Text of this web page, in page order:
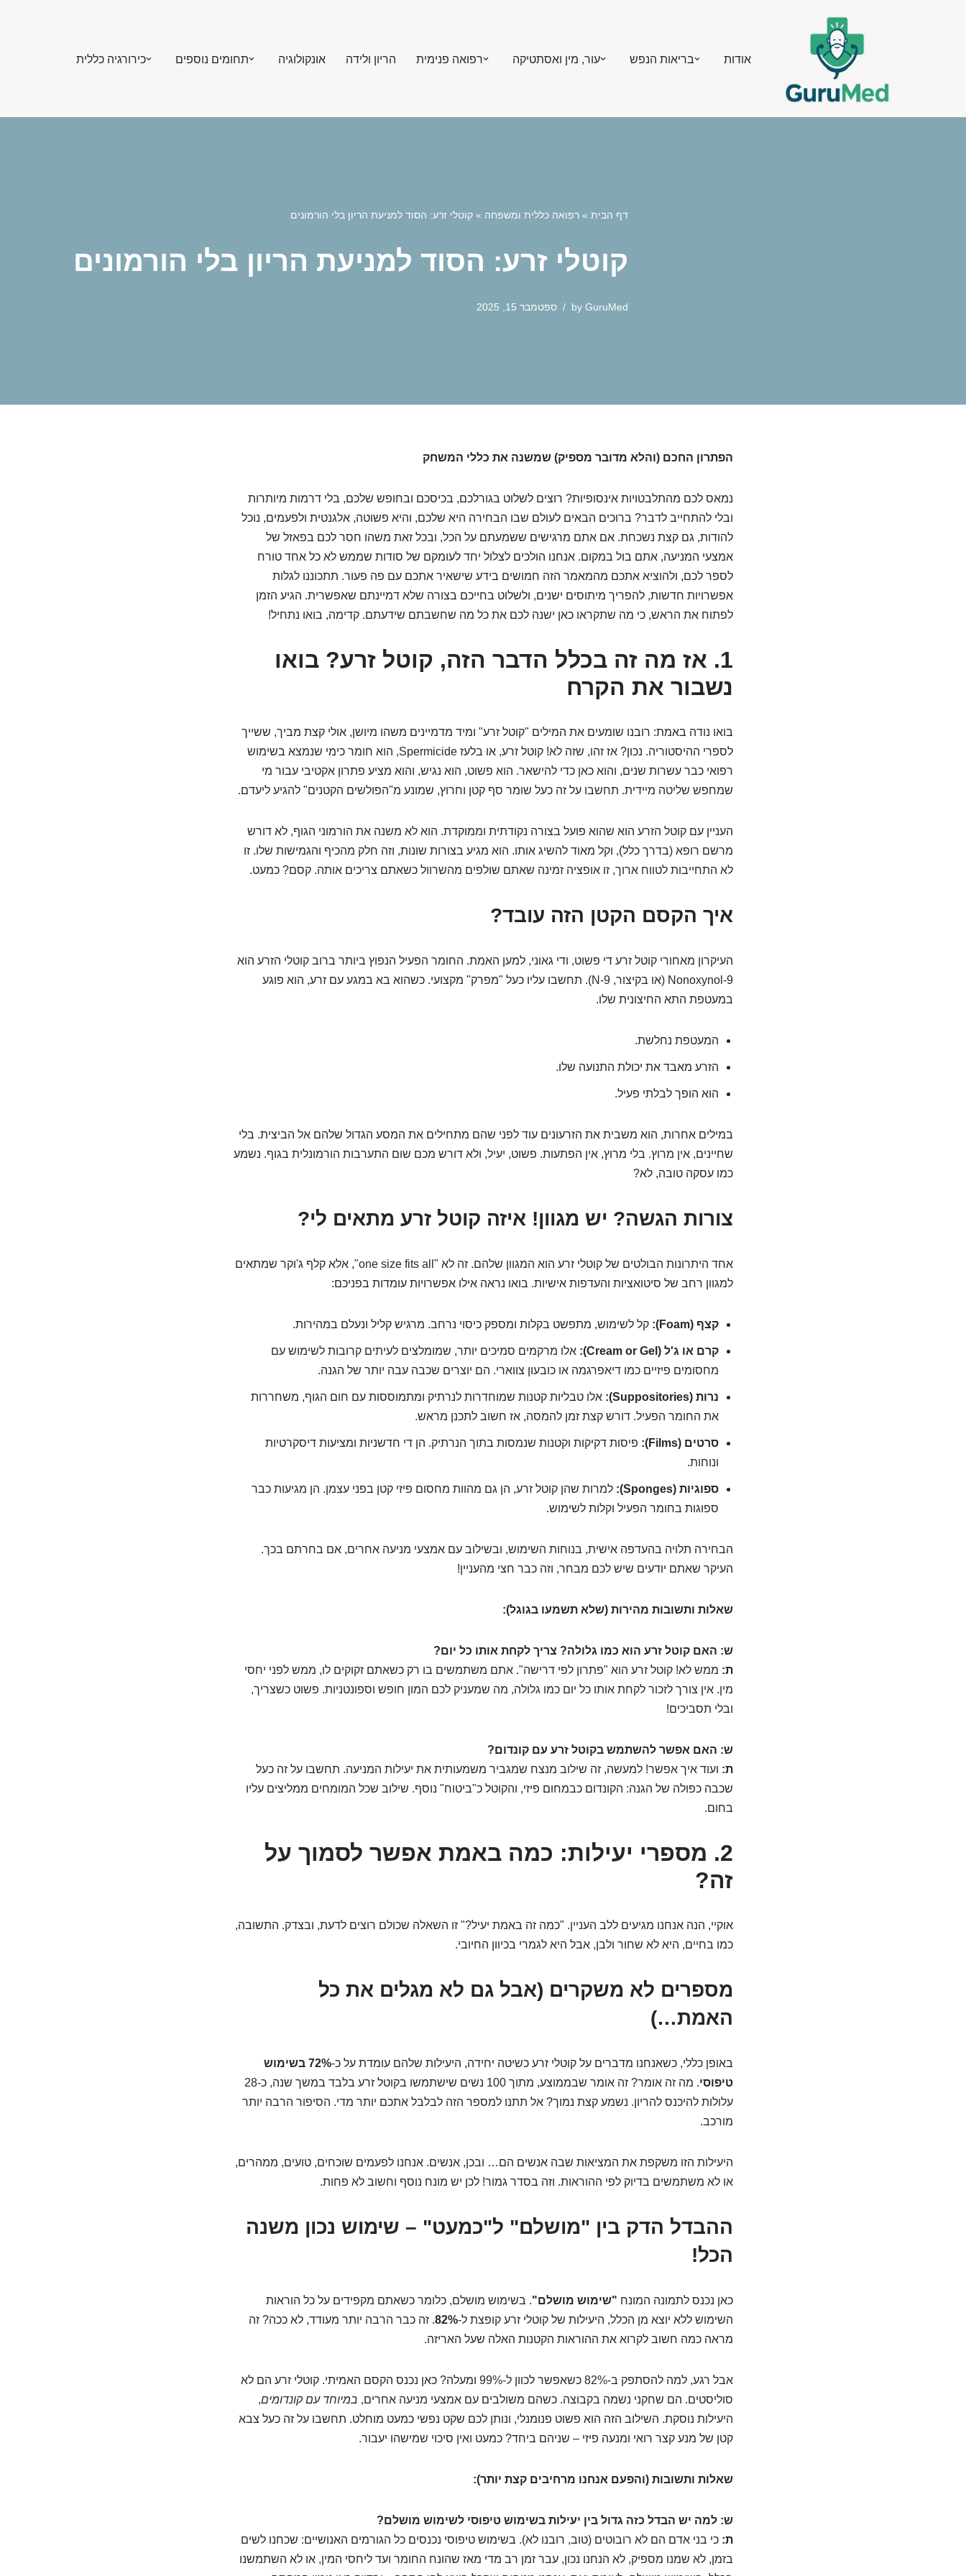
אודות בריאות הנפש עור, מין ואסתטיקה רפואה פנימית הריון ולידה אונקולוגיה תחומים נוספים כירורגיה כללית
דף הבית » רפואה כללית ומשפחה » קוטלי זרע: הסוד למניעת הריון בלי הורמונים
קוטלי זרע: הסוד למניעת הריון בלי הורמונים
by GuruMed ספטמבר 15, 2025
הפתרון החכם (והלא מדובר מספיק) שמשנה את כללי המשחק
נמאס לכם מהתלבטויות אינסופיות? רוצים לשלוט בגורלכם, בכיסכם ובחופש שלכם, בלי דרמות מיותרות
ובלי להתחייב לדבר? ברוכים הבאים לעולם שבו הבחירה היא שלכם, והיא פשוטה, אלגנטית ולפעמים, נוכל
להודות, גם קצת נשכחת. אם אתם מרגישים ששמעתם על הכל, ובכל זאת משהו חסר לכם בפאזל של
אמצעי המניעה, אתם בול במקום. אנחנו הולכים לצלול יחד לעומקם של סודות שממש לא כל אחד טורח
לספר לכם, ולהוציא אתכם מהמאמר הזה חמושים בידע שישאיר אתכם עם פה פעור. תתכוננו לגלות
אפשרויות חדשות, להפריך מיתוסים ישנים, ולשלוט בחייכם בצורה שלא דמיינתם שאפשרית. הגיע הזמן
לפתוח את הראש, כי מה שתקראו כאן ישנה לכם את כל מה שחשבתם שידעתם. קדימה, בואו נתחיל!
1. אז מה זה בכלל הדבר הזה, קוטל זרע? בואו
נשבור את הקרח
בואו נודה באמת: רובנו שומעים את המילים "קוטל זרע" ומיד מדמיינים משהו מיושן, אולי קצת מביך, ששייך
לספרי ההיסטוריה. נכון? אז זהו, שזה לא! קוטל זרע, או בלעז Spermicide, הוא חומר כימי שנמצא בשימוש
רפואי כבר עשרות שנים, והוא כאן כדי להישאר. הוא פשוט, הוא נגיש, והוא מציע פתרון אקטיבי עבור מי
שמחפש שליטה מיידית. תחשבו על זה כעל שומר סף קטן וחרוץ, שמונע מ"הפולשים הקטנים" להגיע ליעדם.
העניין עם קוטל הזרע הוא שהוא פועל בצורה נקודתית וממוקדת. הוא לא משנה את הורמוני הגוף, לא דורש
מרשם רופא (בדרך כלל), וקל מאוד להשיג אותו. הוא מגיע בצורות שונות, וזה חלק מהכיף והגמישות שלו. זו
לא התחייבות לטווח ארוך, זו אופציה זמינה שאתם שולפים מהשרוול כשאתם צריכים אותה. קסם? כמעט.
איך הקסם הקטן הזה עובד?
העיקרון מאחורי קוטל זרע די פשוט, ודי גאוני, למען האמת. החומר הפעיל הנפוץ ביותר ברוב קוטלי הזרע הוא
Nonoxynol-9 (או בקיצור, N-9). תחשבו עליו כעל "מפרק" מקצועי. כשהוא בא במגע עם זרע, הוא פוגע
במעטפת התא החיצונית שלו.
המעטפת נחלשת.
הזרע מאבד את יכולת התנועה שלו.
הוא הופך לבלתי פעיל.
במילים אחרות, הוא משבית את הזרעונים עוד לפני שהם מתחילים את המסע הגדול שלהם אל הביצית. בלי
שחיינים, אין מרוץ. בלי מרוץ, אין הפתעות. פשוט, יעיל, ולא דורש מכם שום התערבות הורמונלית בגוף. נשמע
כמו עסקה טובה, לא?
צורות הגשה? יש מגוון! איזה קוטל זרע מתאים לי?
אחד היתרונות הבולטים של קוטלי זרע הוא המגוון שלהם. זה לא "one size fits all", אלא קלף ג'וקר שמתאים
למגוון רחב של סיטואציות והעדפות אישיות. בואו נראה אילו אפשרויות עומדות בפניכם:
קצף (Foam): קל לשימוש, מתפשט בקלות ומספק כיסוי נרחב. מרגיש קליל ונעלם במהירות.
קרם או ג'ל (Cream or Gel):
אלו מרקמים סמיכים יותר, שמומלצים לעיתים קרובות לשימוש עם
מחסומים פיזיים כמו דיאפרגמה או כובעון צווארי. הם יוצרים שכבה עבה יותר של הגנה.
נרות (Suppositories):
אלו טבליות קטנות שמוחדרות לנרתיק ומתמוססות עם חום הגוף, משחררות
את החומר הפעיל. דורש קצת זמן להמסה, אז חשוב לתכנן מראש.
סרטים (Films):
פיסות דקיקות וקטנות שנמסות בתוך הנרתיק. הן די חדשניות ומציעות דיסקרטיות
ונוחות.
ספוגיות (Sponges):
למרות שהן קוטל זרע, הן גם מהוות מחסום פיזי קטן בפני עצמן. הן מגיעות כבר
ספוגות בחומר הפעיל וקלות לשימוש.
הבחירה תלויה בהעדפה אישית, בנוחות השימוש, ובשילוב עם אמצעי מניעה אחרים, אם בחרתם בכך.
העיקר שאתם יודעים שיש לכם מבחר, וזה כבר חצי מהעניין!
שאלות ותשובות מהירות (שלא תשמעו בגוגל):
ש: האם קוטל זרע הוא כמו גלולה? צריך לקחת אותו כל יום?
ת: ממש לא! קוטל זרע הוא "פתרון לפי דרישה". אתם משתמשים בו רק כשאתם זקוקים לו, ממש לפני יחסי
מין. אין צורך לזכור לקחת אותו כל יום כמו גלולה, מה שמעניק לכם המון חופש וספונטניות. פשוט כשצריך,
ובלי תסביכים!
ש: האם אפשר להשתמש בקוטל זרע עם קונדום?
ת: ועוד איך אפשר! למעשה, זה שילוב מנצח שמגביר משמעותית את יעילות המניעה. תחשבו על זה כעל
שכבה כפולה של הגנה: הקונדום כבמחום פיזי, והקוטל כ"ביטוח" נוסף. שילוב שכל המומחים ממליצים עליו
בחום.
2. מספרי יעילות: כמה באמת אפשר לסמוך על
זה?
אוקיי, הנה אנחנו מגיעים ללב העניין. "כמה זה באמת יעיל?" זו השאלה שכולם רוצים לדעת, ובצדק. התשובה,
כמו בחיים, היא לא שחור ולבן, אבל היא לגמרי בכיוון החיובי.
מספרים לא משקרים (אבל גם לא מגלים את כל
האמת…)
באופן כללי, כשאנחנו מדברים על קוטלי זרע כשיטה יחידה, היעילות שלהם עומדת על כ-
72% בשימוש
טיפוסי
. מה זה אומר? זה אומר שבממוצע, מתוך 100 נשים שישתמשו בקוטל זרע בלבד במשך שנה, כ-28
עלולות להיכנס להריון. נשמע קצת נמוך? אל תתנו למספר הזה לבלבל אתכם יותר מדי. הסיפור הרבה יותר
מורכב.
היעילות הזו משקפת את המציאות שבה אנשים הם… ובכן, אנשים. אנחנו לפעמים שוכחים, טועים, ממהרים,
או לא משתמשים בדיוק לפי ההוראות. וזה בסדר גמור! לכן יש מונח נוסף וחשוב לא פחות.
ההבדל הדק בין "מושלם" ל"כמעט" – שימוש נכון משנה
הכל!
כאן נכנס לתמונה המונח "שימוש מושלם". בשימוש מושלם, כלומר כשאתם מקפידים על כל הוראות
השימוש ללא יוצא מן הכלל, היעילות של קוטלי זרע קופצת ל-82%. זה כבר הרבה יותר מעודד, לא ככה? זה
מראה כמה חשוב לקרוא את ההוראות הקטנות האלה שעל האריזה.
אבל רגע, למה להסתפק ב-82% כשאפשר לכוון ל-99% ומעלה? כאן נכנס הקסם האמיתי. קוטלי זרע הם לא
סוליסטים. הם שחקני נשמה בקבוצה. כשהם משולבים עם אמצעי מניעה אחרים, במיוחד עם קונדומים,
היעילות נוסקת. השילוב הזה הוא פשוט פנומנלי, ונותן לכם שקט נפשי כמעט מוחלט. תחשבו על זה כעל צבא
קטן של מנע קצר רואי ומנעה פיזי – שניהם ביחד? כמעט ואין סיכוי שמישהו יעבור.
שאלות ותשובות (והפעם אנחנו מרחיבים קצת יותר):
ש: למה יש הבדל כזה גדול בין יעילות בשימוש טיפוסי לשימוש מושלם?
ת: כי בני אדם הם לא רובוטים (טוב, רובנו לא). בשימוש טיפוסי נכנסים כל הגורמים האנושיים: שכחנו לשים
בזמן, לא שמנו מספיק, לא הנחנו נכון, עבר זמן רב מדי מאז שהונח החומר ועד ליחסי המין, או לא השתמשנו